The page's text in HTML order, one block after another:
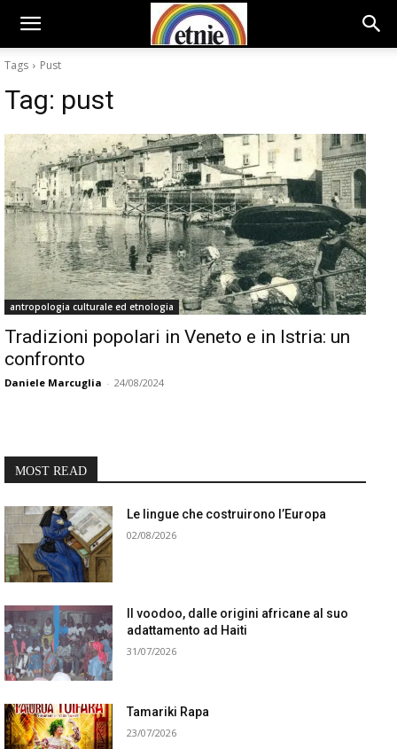
Tags Pust
Tag: pust
antropologia culturale ed etnologia
Tradizioni popolari in Veneto e in Istria: un
confronto
Daniele Marcuglia - 24/08/2024
MOST READ
Le lingue che costruirono l’Europa
02/08/2026
Il voodoo, dalle origini africane al suo
adattamento ad Haiti
31/07/2026
Tamariki Rapa
23/07/2026